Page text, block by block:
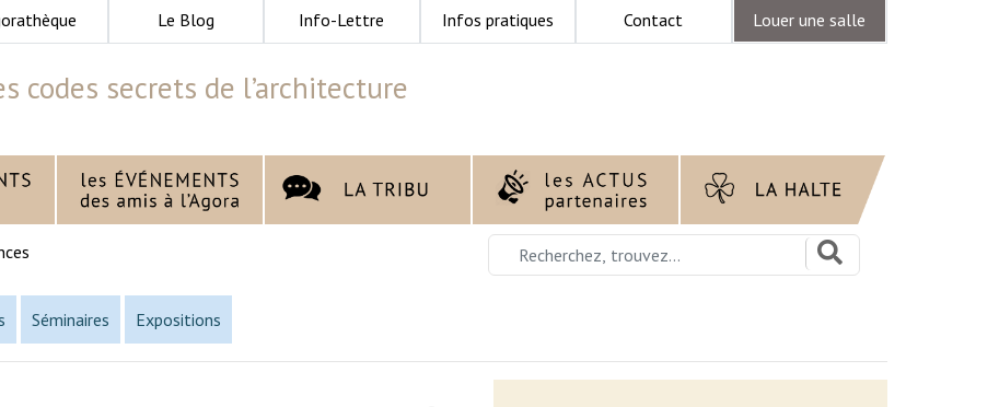
Le Blog Info-Lettre Infos pratiques Contact Louer une salle
codes secrets de l’architecture
Séminaires Expositions